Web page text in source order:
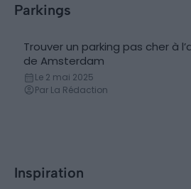
Parkings
Trouver un parking pas cher à
de Amsterdam
Le 2 mai 2025
Par La Rédaction
Inspiration